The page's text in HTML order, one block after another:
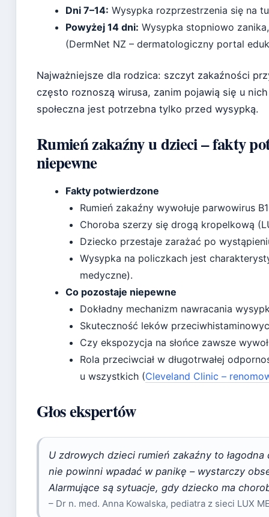
Dni 7–14: Wysypka rozprzestrzenia się na
Powyżej 14 dni: Wysypka stopniowo
(DermNet NZ – dermatologiczny portal
Najważniejsze dla rodzica: szczyt zakaźności
często roznoszą wirusa, zanim pojawią się u
społeczna jest potrzebna tylko przed wysypką.
Rumień zakaźny u dzieci – fakty
niepewne
Fakty potwierdzone
Rumień zakaźny wywołuje parwowirus
Choroba szerzy się drogą kropelkową
Dziecko przestaje zarażać po
Wysypka na policzkach jest
medyczne).
Co pozostaje niepewne
Dokładny mechanizm nawracania
Skuteczność leków
Czy ekspozycja na słońce zawsze
Rola przeciwciał w długotrwałej
u wszystkich (Cleveland Clinic –
Głos ekspertów
U zdrowych dzieci rumień zakaźny to
nie powinni wpadać w panikę – wystarczy
Alarmujące są sytuacje, gdy dziecko ma
– Dr n. med. Anna Kowalska, pediatra z sieci LUX